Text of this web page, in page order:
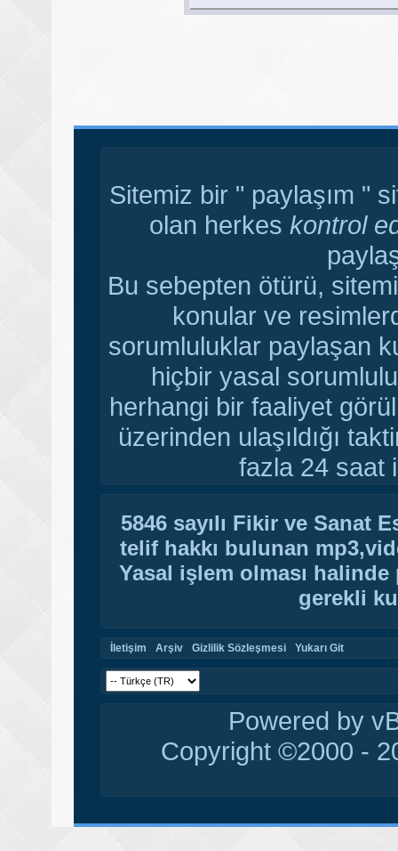
Sitemiz bir " paylaşım "
olan herkes kontrol
Bu sebepten ötürü,
konular ve
sorumluluklar paylaşan
hiçbir yasal
herhangi bir faaliyet
üzerinden ulaşıldığı
fazla 24 saat
5846 sayılı Fikir ve Sanat
telif hakkı bulunan
Yasal işlem olması
gerekli
İletişim Arşiv Gizlilik Sözleşmesi Yukarı Git
Powered by
Copyright ©2000 -